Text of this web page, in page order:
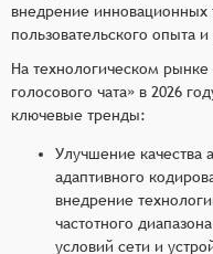
внедрение инновационных
пользовательского опыта
На технологическом
голосового чата» в 2026
ключевые тренды:
Улучшение качества
адаптивного
внедрение
частотного
условий сети и